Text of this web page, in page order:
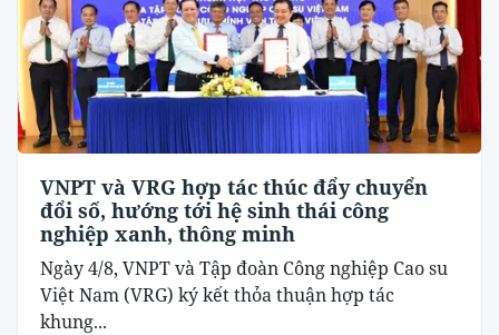
VNPT và VRG hợp tác thúc đẩy chuyển
đổi số, hướng tới hệ sinh thái công
nghiệp xanh, thông minh
Ngày 4/8, VNPT và Tập đoàn Công nghiệp Cao su
Việt Nam (VRG) ký kết thỏa thuận hợp tác
khung...